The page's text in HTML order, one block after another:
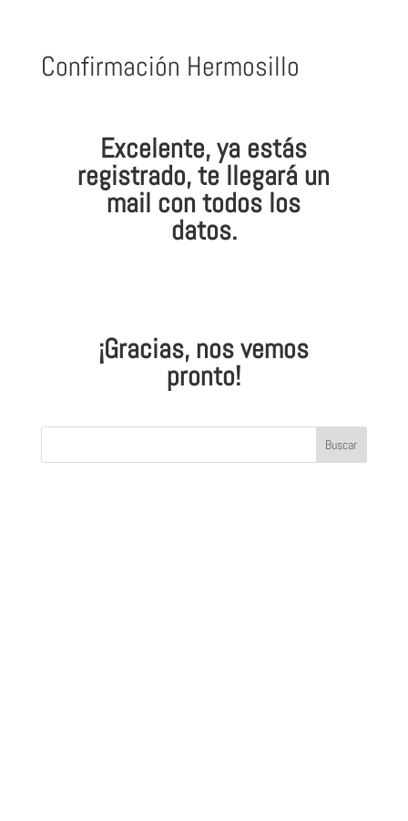
Confirmación Hermosillo
Excelente, ya estás
registrado, te llegará un
mail con todos los
datos.
¡Gracias, nos vemos
pronto!